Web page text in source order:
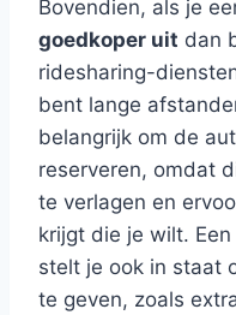
Bovendien, als je
goedkoper uit dan
ridesharing-
bent lange
belangrijk om de
reserveren, omdat
te verlagen en
krijgt die je wilt.
stelt je ook in staat
te geven, zoals